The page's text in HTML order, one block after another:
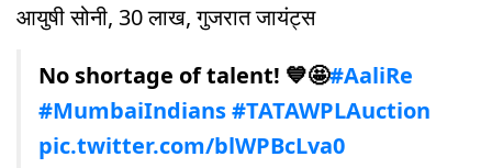
आयुषी सोनी, 30 लाख, गुजरात जायंट्स
No shortage of talent! 💙🤩#AaliRe
#MumbaiIndians#TATAWPLAuction
pic.twitter.com/blWPBcLva0